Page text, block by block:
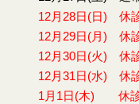
12月28日(日) 休
12月29日(月) 休
12月30日(火) 休
12月31日(水) 休
1月1日(木) 休